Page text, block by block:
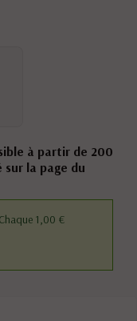
à partir de 200
la page du
1,00 €